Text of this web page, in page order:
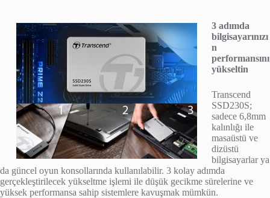
3 adımda
bilgisayarınızı
n
performansını
yükseltin
Transcend
SSD230S;
sadece 6,8mm
kalınlığı ile
masaüstü ve
dizüstü
bilgisayarlar ya
da güncel oyun konsollarında kullanılabilir. 3 kolay adımda
gerçekleştirilecek yükseltme işlemi ile düşük gecikme sürelerine ve
yüksek performansa sahip sistemlere kavuşmak mümkün.